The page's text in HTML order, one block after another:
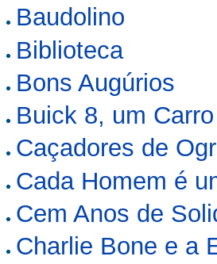
Baudolino
Biblioteca
Bons Augúrios
Buick 8, um
Caçadores de
Cada Homem é
Cem Anos de
Charlie Bone e a